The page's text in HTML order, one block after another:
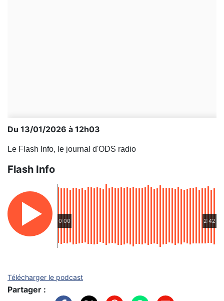
Du 13/01/2026 à 12h03
Le Flash Info, le journal d'ODS radio
Flash Info
0:00 2:42
Télécharger le podcast
Partager :